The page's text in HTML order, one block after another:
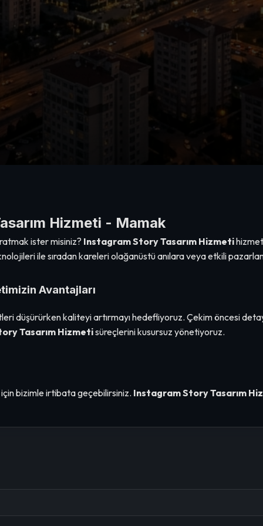
Hizmeti - Mamak
ister misiniz? Instagram Story Tasarım Hizmeti
ile sıradan kareleri olağanüstü anılara veya etkili
Avantajları
düşürürken kaliteyi artırmayı hedefliyoruz. Çekim öncesi
Tasarım Hizmetisüreçlerini kusursuz yönetiyoruz.
bizimle irtibata geçebilirsiniz. Instagram Story Tasarım